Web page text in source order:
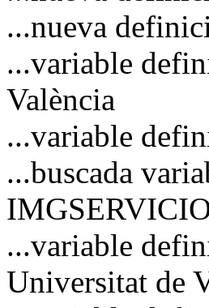
...nueva
...variable
València
...variable
...buscada
...variable
Universitat de